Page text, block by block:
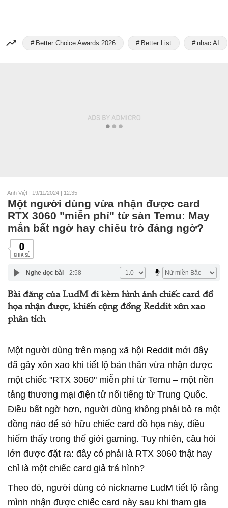
Better Choice Awards 2026 Better List nhạc AI
Anh Việt | 19/11/2024 | 12:35
Một người dùng vừa nhận được card
RTX 3060 "miễn phí" từ sàn Temu: May
mắn bất ngờ hay chiêu trò đáng ngờ?
0
CHIA SẺ
Nghe đọc bài 2:58
Bài đăng của LudM đi kèm hình ảnh chiếc card đồ
họa nhận được, khiến cộng đồng Reddit xôn xao
phân tích
Một người dùng trên mạng xã hội Reddit mới đây
đã gây xôn xao khi tiết lộ bản thân vừa nhận được
một chiếc "RTX 3060" miễn phí từ Temu – một nền
tảng thương mại điện tử nổi tiếng từ Trung Quốc.
Điều bất ngờ hơn, người dùng không phải bỏ ra một
đồng nào để sở hữu chiếc card đồ họa này, điều
hiếm thấy trong thế giới gaming. Tuy nhiên, câu hỏi
lớn được đặt ra: đây có phải là RTX 3060 thật hay
chỉ là một chiếc card giả trá hình?
Theo đó, người dùng có nickname LudM tiết lộ rằng
mình nhận được chiếc card này sau khi tham gia